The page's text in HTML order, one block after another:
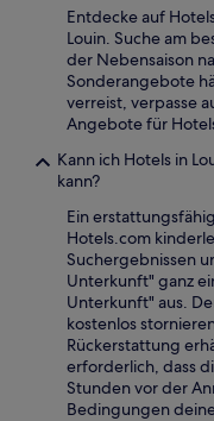
Entdecke auf
Louin. Suche am
der Nebensaison
Sonderangebote
verreist, verpasse
Angebote für
Kann ich Hotels in
kann?
Ein
Hotels.com
Suchergebnissen
Unterkunft" ganz
Unterkunft" aus.
kostenlos
Rückerstattung
erforderlich, dass
Stunden vor der
Bedingungen